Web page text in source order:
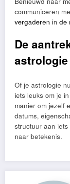
communiceren
vergaderen in de
De
astrologie
Of je astrologie
iets leuks om je
manier om jezelf
datums,
structuur aan
naar betekenis.